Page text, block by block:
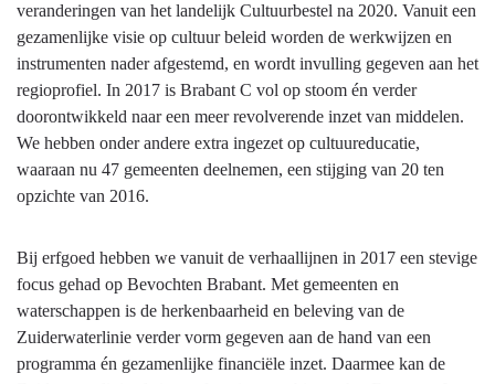
veranderingen van het landelijk Cultuurbestel na 2020. Vanuit een
gezamenlijke visie op cultuur beleid worden de werkwijzen en
instrumenten nader afgestemd, en wordt invulling gegeven aan het
regioprofiel. In 2017 is Brabant C vol op stoom én verder
doorontwikkeld naar een meer revolverende inzet van middelen.
We hebben onder andere extra ingezet op cultuureducatie,
waaraan nu 47 gemeenten deelnemen, een stijging van 20 ten
opzichte van 2016.
Bij erfgoed hebben we vanuit de verhaallijnen in 2017 een stevige
focus gehad op Bevochten Brabant. Met gemeenten en
waterschappen is de herkenbaarheid en beleving van de
Zuiderwaterlinie verder vorm gegeven aan de hand van een
programma én gezamenlijke financiële inzet. Daarmee kan de